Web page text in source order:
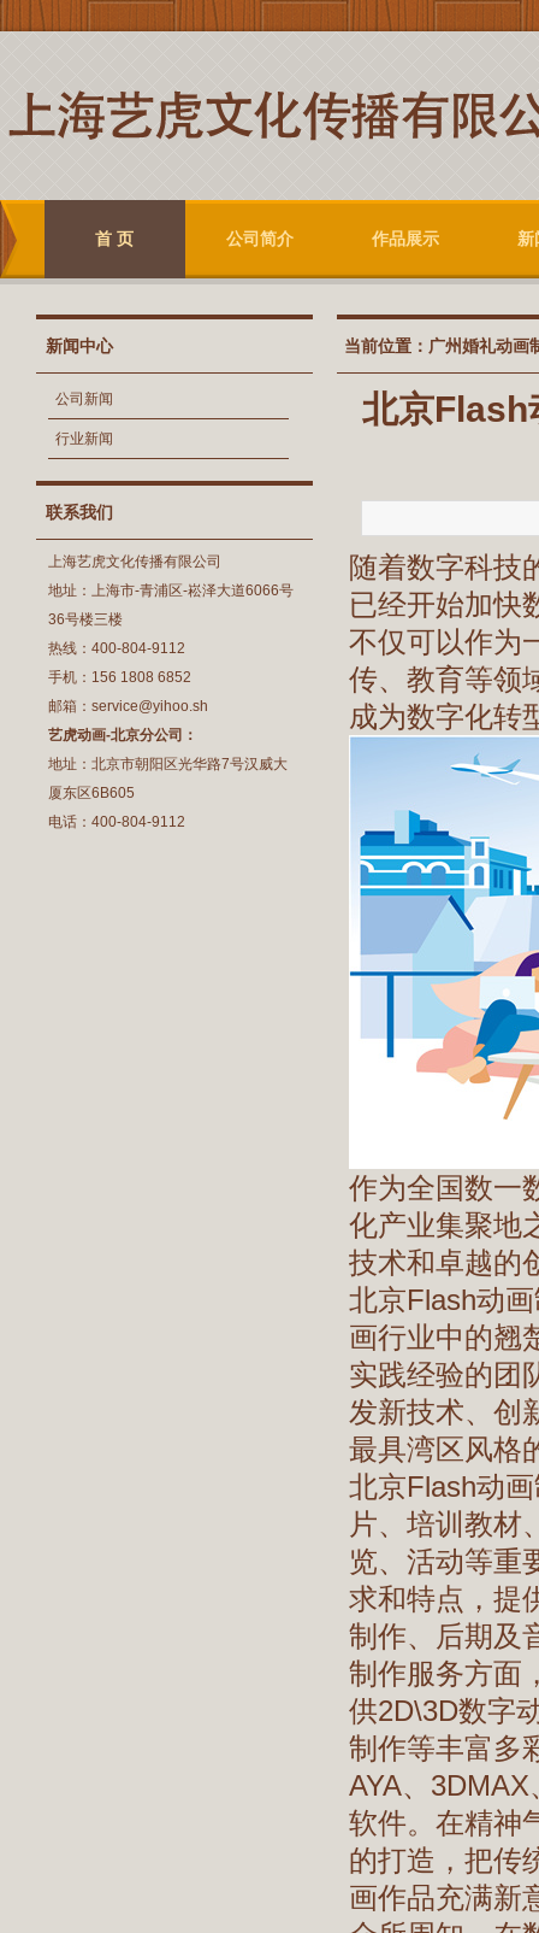
首 页 公司简介 作品展示 新
新闻中心
公司新闻
行业新闻
联系我们
上海艺虎文化传播有限公司
地址：上海市-青浦区-崧泽大道6066号
36号楼三楼
热线：400-804-9112
手机：156 1808 6852
邮箱：service@yihoo.sh
艺虎动画-北京分公司：
地址：北京市朝阳区光华路7号汉威大
厦东区6B605
电话：400-804-9112
当前位置： 广州婚礼动画
北京Flash
随着数字科技
已经开始加快
不仅可以作为
传、教育等领
成为数字化转
作为全国数一
化产业集聚地
技术和卓越的
北京Flash动
画行业中的翘
实践经验的团
发新技术、创
最具湾区风格
北京Flash动
片、培训教材
览、活动等重
求和特点，提
制作、后期及
制作服务方面
供2D\3D数字
制作等丰富多
AYA、
软件。在精神
的打造，把传
画作品充满新